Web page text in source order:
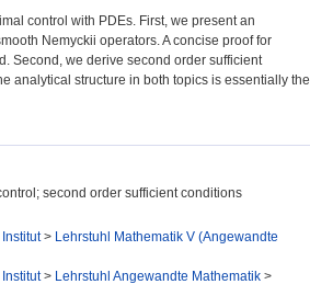
control with PDEs. First, we present an
Nemyckii operators. A concise proof for
Second, we derive second order sufficient
analytical structure in both topics is essentially the
second order sufficient conditions
> Lehrstuhl Mathematik V (Angewandte
> Lehrstuhl Angewandte Mathematik >